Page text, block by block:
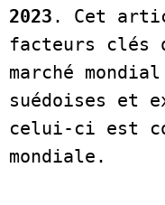
2023 . Cet
facteurs clés
marché
suédoises et
celui-ci est
mondiale.